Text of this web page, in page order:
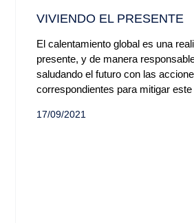
VIVIENDO EL PRESENTE
El calentamiento global es una
presente, y de manera
saludando el futuro con las
correspondientes para mitigar
17/09/2021